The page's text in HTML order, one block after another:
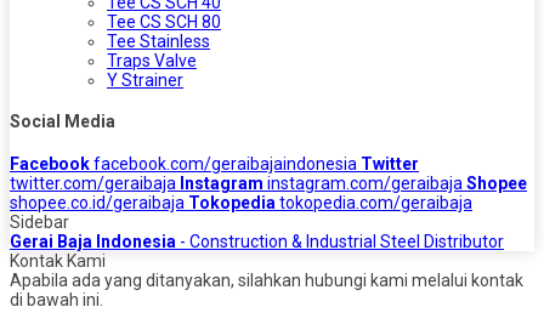
Tee CS SCH 80
Tee Stainless
Traps Valve
Y Strainer
Social Media
Facebookfacebook.com/geraibajaindonesia Twitter
twitter.com/geraibaja Instagram instagram.com/geraibaja Shopee
shopee.co.id/geraibaja Tokopedia tokopedia.com/geraibaja
Sidebar
Gerai Baja Indonesia - Construction & Industrial Steel Distributor
Kontak Kami
Apabila ada yang ditanyakan, silahkan hubungi kami melalui kontak
di bawah ini.